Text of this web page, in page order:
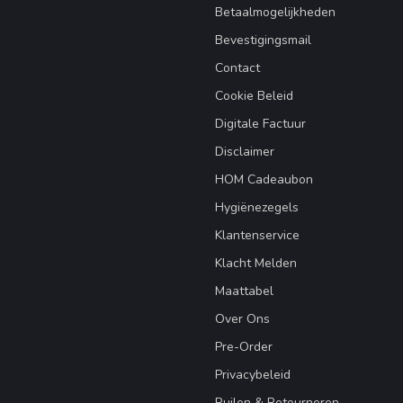
Betaalmogelijkheden
Bevestigingsmail
Contact
Cookie Beleid
Digitale Factuur
Disclaimer
HOM Cadeaubon
Hygiënezegels
Klantenservice
Klacht Melden
Maattabel
Over Ons
Pre-Order
Privacybeleid